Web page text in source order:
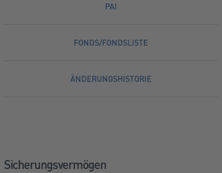
PAI
FONDS/FONDSLISTE
ÄNDERUNGSHISTORIE
Sicherungsvermögen